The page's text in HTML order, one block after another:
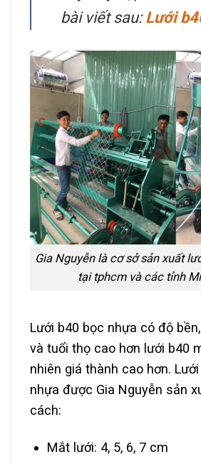
bài viết sau:Lưới
Gia Nguyễn là cơ sở sản xuất
tại tphcm và các tỉnh
Lưới b40 bọc nhựa có độ
và tuổi thọ cao hơn lưới b40
nhiên giá thành cao hơn.
nhựa được Gia Nguyễn sản
cách:
Mắt lưới: 4, 5, 6, 7 cm